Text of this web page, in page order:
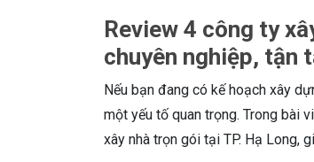
Review 4 công ty
chuyên nghiệp, tận
Nếu bạn đang có kế hoạch xây
một yếu tố quan trọng. Trong bài
xây nhà trọn gói tại TP. Hạ Long,